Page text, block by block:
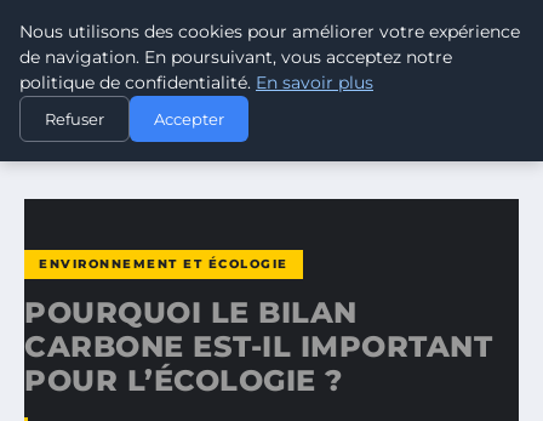
CLIMATE GUARDIAN
ACCUEIL
ENVIRONNEMENT ET ÉCOLOGIE
POURQUOI LE BILAN CARBONE EST-IL IMPORTANT POUR…
ENVIRONNEMENT ET ÉCOLOGIE
POURQUOI LE BILAN
CARBONE EST-IL IMPORTANT
POUR L’ÉCOLOGIE ?
Nous utilisons des cookies pour améliorer votre expérience
de navigation. En poursuivant, vous acceptez notre
politique de confidentialité. En savoir plus
Refuser Accepter